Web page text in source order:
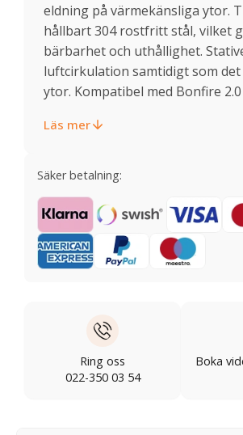
eldning på värmekänsliga ytor.
hållbart 304 rostfritt stål, vilket
bärbarhet och uthållighet.
luftcirkulation samtidigt som det
ytor. Kompatibel med Bonfire
Läs mer
Säker betalning:
Ring oss
022-350 03 54
Boka